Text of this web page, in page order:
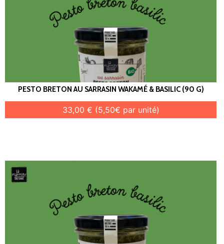
PESTO BRETON AU SARRASIN WAKAMÉ & BASILIC (90 G)
33,00 € (5,50€ par unité)